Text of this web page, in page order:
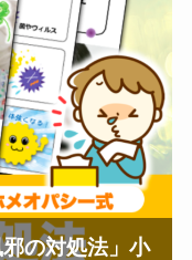
の対処法」小